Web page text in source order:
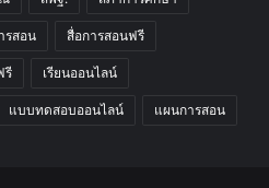
รสอน สื่อการสอนฟรี
รี เรียนออนไลน์
แบบทดสอบออนไลน์ แผนการสอน